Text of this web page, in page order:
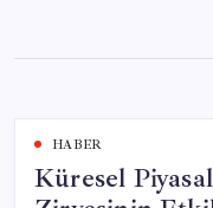
content
HABER
Küresel